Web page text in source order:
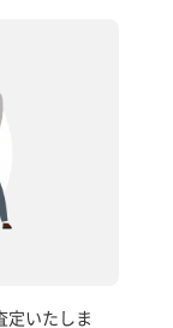
定いたしま